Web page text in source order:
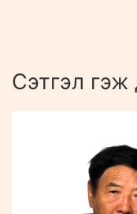
Сэтгэл гэж